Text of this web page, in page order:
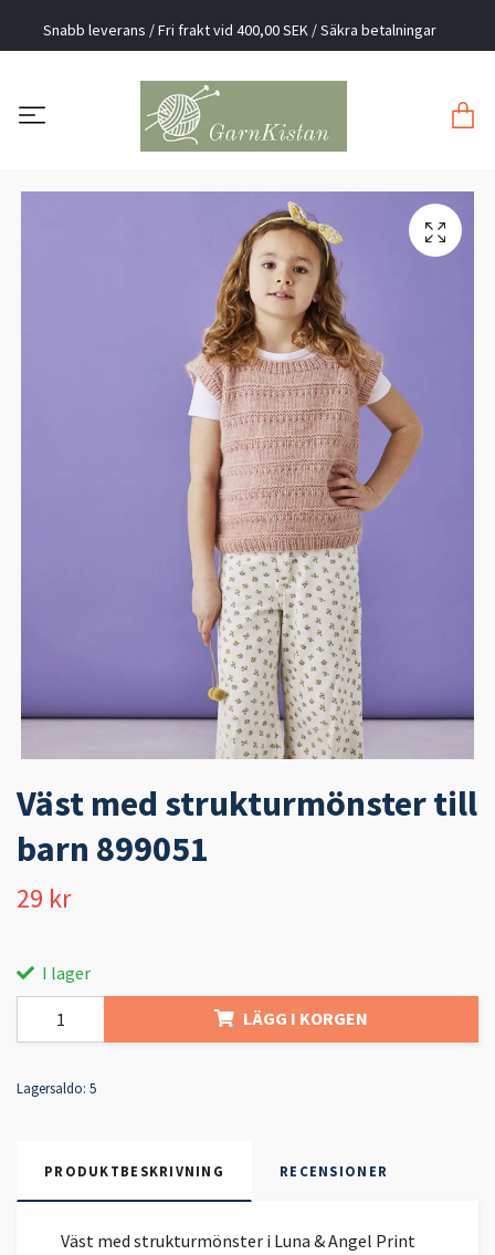
Snabb leverans / Fri frakt vid 400,00 SEK / Säkra betalningar
Väst med strukturmönster till
barn 899051
29 kr
I lager
LÄGG I KORGEN
Lagersaldo: 5
PRODUKTBESKRIVNING RECENSIONER
Väst med strukturmönster i Luna & Angel Print